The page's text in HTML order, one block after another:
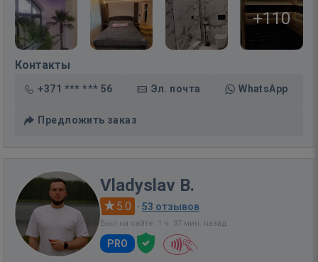
+110
Контакты
+371 *** *** 56 Эл. почта WhatsApp
Предложить заказ
Vladyslav B.
5.0 · 53 отзывов
Был на сайте: 1 ч. 37 мин. назад
PRO